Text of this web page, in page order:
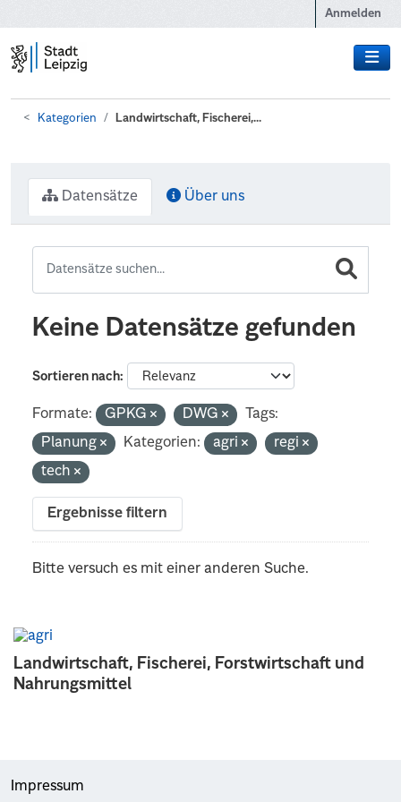
Anmelden
Kategorien Landwirtschaft, Fischerei,...
Landwirtschaft, Fischerei, Forstwirtschaft und
Nahrungsmittel
Datensätze Über uns
Keine Datensätze gefunden
Sortieren nach
Formate: GPKG DWG
Tags:
Planung
Kategorien: agri
regi
tech
Ergebnisse filtern
Bitte versuch es mit einer anderen Suche.
Impressum